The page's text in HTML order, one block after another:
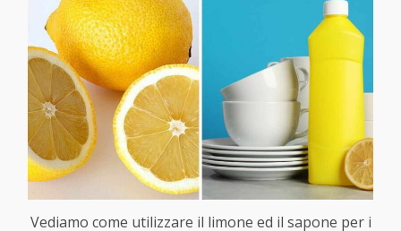
Vediamo come utilizzare il limone ed il sapone per i